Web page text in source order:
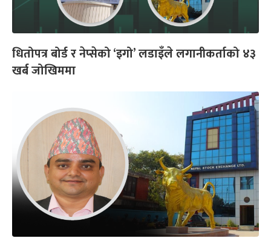
धितोपत्र बोर्ड र नेप्सेको ‘इगो’ लडाइँले लगानीकर्ताको ४३
खर्ब जोखिममा